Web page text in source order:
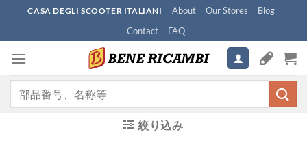
content
CASA DEGLI SCOOTER ITALIANI About Our Stores
Blog
Contact
FAQ
絞り込み